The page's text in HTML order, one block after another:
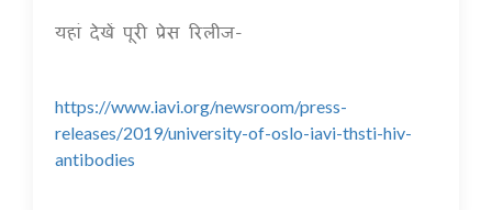
यहां देखें पूरी प्रेस रिलीज-
https://www.iavi.org/newsroom/press-
releases/2019/university-of-oslo-iavi-thsti-hiv-
antibodies